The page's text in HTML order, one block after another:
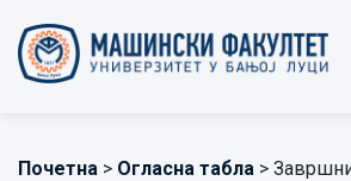
Почетна > Огласна табла >